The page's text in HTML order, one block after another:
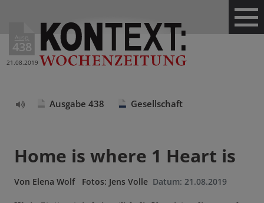
Ausg.
438
21.08.2019
Ausgabe 438 Gesellschaft
Home is where 1 Heart is
Von Elena Wolf Fotos: Jens Volle Datum: 21.08.2019